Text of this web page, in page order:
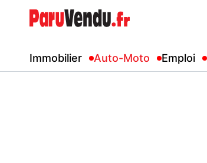
Immobilier Auto-Moto Emploi